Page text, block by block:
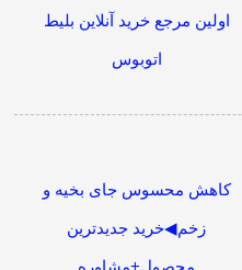
اولین مرجع خرید آنلاین بلیط
اتوبوس
کاهش محسوس جای بخیه و
زخم◀خرید جدیدترین
محصول+مشاوره